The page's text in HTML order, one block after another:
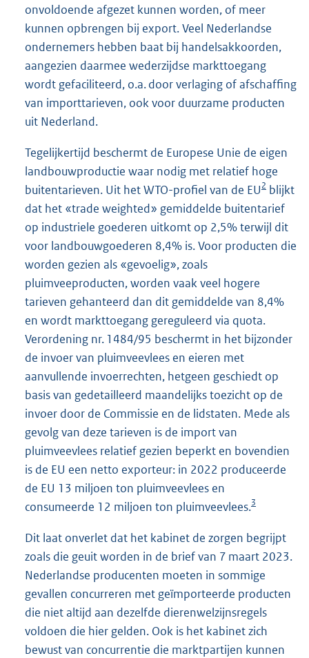
onvoldoende afgezet kunnen worden, of meer
kunnen opbrengen bij export. Veel Nederlandse
ondernemers hebben baat bij handelsakkoorden,
aangezien daarmee wederzijdse markttoegang
wordt gefaciliteerd, o.a. door verlaging of afschaffing
van importtarieven, ook voor duurzame producten
uit Nederland.
Tegelijkertijd beschermt de Europese Unie de eigen
landbouwproductie waar nodig met relatief hoge
buitentarieven. Uit het WTO-profiel van de EU2 blijkt
dat het «trade weighted» gemiddelde buitentarief
op industriele goederen uitkomt op 2,5% terwijl dit
voor landbouwgoederen 8,4% is. Voor producten die
worden gezien als «gevoelig», zoals
pluimveeproducten, worden vaak veel hogere
tarieven gehanteerd dan dit gemiddelde van 8,4%
en wordt markttoegang gereguleerd via quota.
Verordening nr. 1484/95 beschermt in het bijzonder
de invoer van pluimveevlees en eieren met
aanvullende invoerrechten, hetgeen geschiedt op
basis van gedetailleerd maandelijks toezicht op de
invoer door de Commissie en de lidstaten. Mede als
gevolg van deze tarieven is de import van
pluimveevlees relatief gezien beperkt en bovendien
is de EU een netto exporteur: in 2022 produceerde
de EU 13 miljoen ton pluimveevlees en
consumeerde 12 miljoen ton pluimveevlees.3
Dit laat onverlet dat het kabinet de zorgen begrijpt
zoals die geuit worden in de brief van 7 maart 2023.
Nederlandse producenten moeten in sommige
gevallen concurreren met geïmporteerde producten
die niet altijd aan dezelfde dierenwelzijnsregels
voldoen die hier gelden. Ook is het kabinet zich
bewust van concurrentie die marktpartijen kunnen